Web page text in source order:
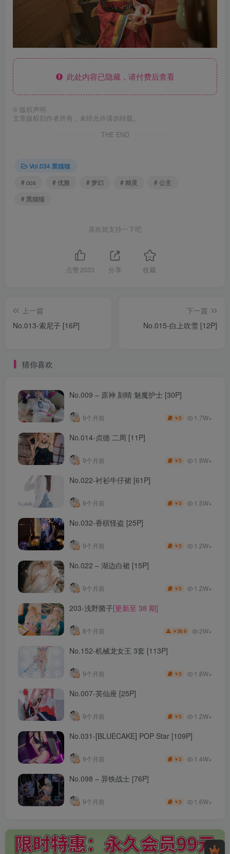
此处内容已隐藏，请付费后查看
© 版权声明
文章版权归作者所有，未经允许请勿转载。
THE END
Vol.034 黑猫猫
# cos
# 优雅 # 梦幻 # 精灵
# 公主
# 黑猫猫
喜欢就支持一下吧
点赞 2033 分享 收藏
上一篇
No.013-索尼子 [16P]
下一篇
No.015-白上吹雪 [12P]
猜你喜欢
No.009 – 原神 刻晴 魅魔护士 [30P]
9个月前 ￥3 1.7W+
No.014-贞德 二周 [11P]
9个月前 ￥3 1.9W+
No.022-衬衫牛仔裙 [61P]
9个月前 ￥3 1.5W+
No.032-香槟怪盗 [25P]
9个月前 ￥3 1.2W+
No.022 – 湖边白裙 [15P]
9个月前 ￥3 1.2W+
203-浅野菌子[更新至 38 期]
8个月前 ￥39.9 2W+
No.152-机械龙女王 3套 [113P]
9个月前 ￥3 1.8W+
No.007-英仙座 [25P]
9个月前 ￥3 1.2W+
No.031-[BLUECAKE] POP Star [109P]
9个月前 ￥3 1.4W+
No.098 – 异铁战士 [76P]
9个月前 ￥3 1.6W+